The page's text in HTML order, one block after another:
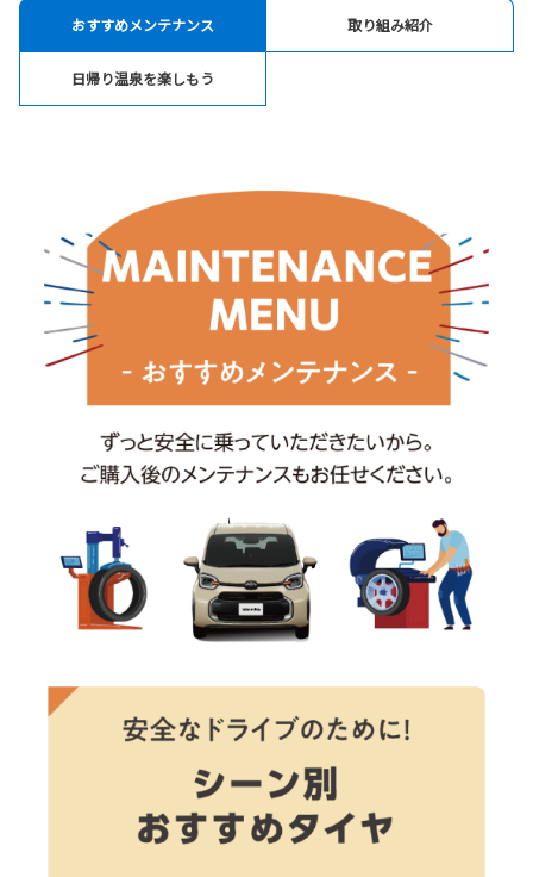
おすすめメンテナンス 取り組み紹介
日帰り温泉を楽しもう